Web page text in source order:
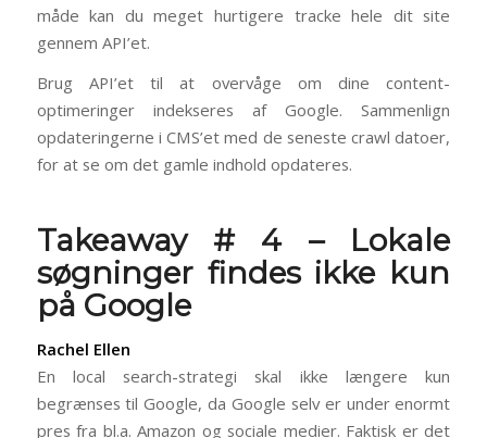
måde kan du meget hurtigere tracke hele dit site
gennem API’et.
Brug API’et til at overvåge om dine content-
optimeringer indekseres af Google. Sammenlign
opdateringerne i CMS’et med de seneste crawl datoer,
for at se om det gamle indhold opdateres.
Takeaway # 4 – Lokale
søgninger findes ikke kun
på Google
Rachel Ellen
En local search-strategi skal ikke længere kun
begrænses til Google, da Google selv er under enormt
pres fra bl.a. Amazon og sociale medier. Faktisk er det